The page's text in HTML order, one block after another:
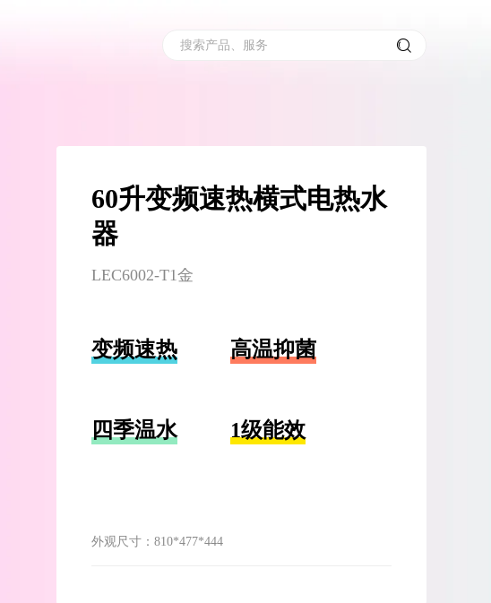
搜索产品、服务
60升变频速热横式电热水
器
LEC6002-T1金
变频速热 高温抑菌
四季温水 1级能效
外观尺寸：810*477*444